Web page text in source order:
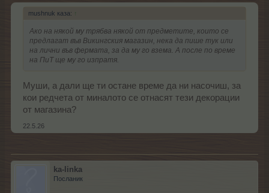
mushnuk каза: ↑
Ако на някой му трябва някой от предметите, които се
предлагат във Викингския магазин, нека да пише тук или
на лични във фермата, за да му го взема. А после по време
на ПиТ ще му го изпратя.
Муши, а дали ще ти остане време да ни насочиш, за
кои редчета от миналото се отнасят тези декорации
от магазина?
22.5.26
ka-linka
Посланик